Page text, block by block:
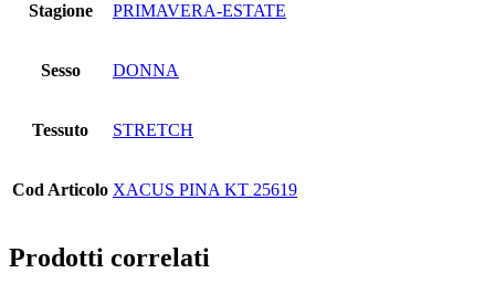
Stagione PRIMAVERA-ESTATE
Sesso DONNA
Tessuto STRETCH
Cod Articolo XACUS PINA KT 25619
Prodotti correlati